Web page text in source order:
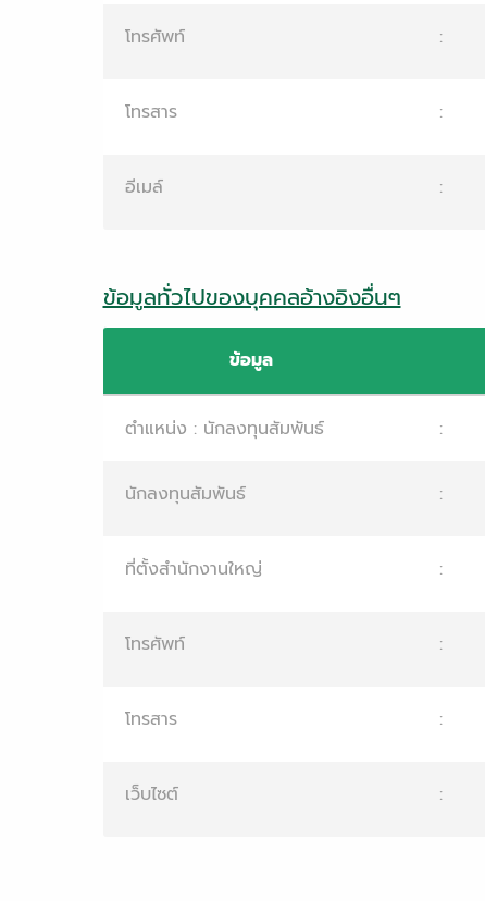
โทรศัพท์ :
โทรสาร :
อีเมล์ :
ข้อมูลทั่วไปของบุคคลอ้างอิงอื่นๆ
ข้อมูล
ตำแหน่ง : นักลงทุนสัมพันธ์ :
นักลงทุนสัมพันธ์ :
ที่ตั้งสำนักงานใหญ่ :
โทรศัพท์ :
โทรสาร :
เว็บไซต์ :